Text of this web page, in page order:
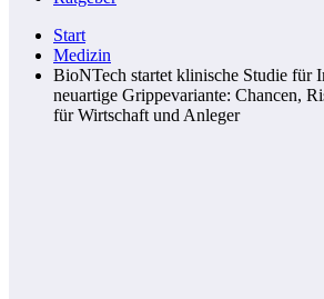
Start
Medizin
BioNTech startet klinische Studie für
neuartige Grippevariante: Chancen,
für Wirtschaft und Anleger